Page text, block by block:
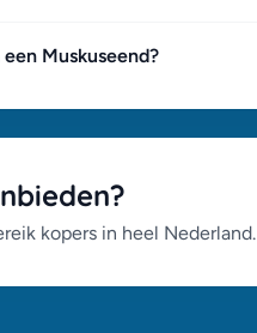
Muskuseend?
kopers in heel Nederland.